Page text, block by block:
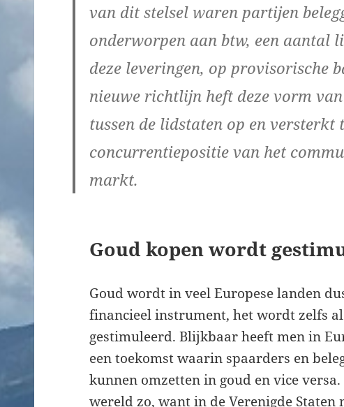
van dit stelsel waren partijen
onderworpen aan btw, een aantal
deze leveringen, op provisorische
nieuwe richtlijn heft deze vorm
tussen de lidstaten op en
concurrentiepositie van het
markt.
Goud kopen wordt
Goud wordt in veel Europese landen
financieel instrument, het wordt zelfs
gestimuleerd. Blijkbaar heeft men in
een toekomst waarin spaarders en
kunnen omzetten in goud en vice
wereld zo, want in de Verenigde